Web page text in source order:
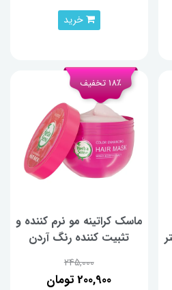
خرید
ماسک کراتینه مو نرم کننده و
تثبیت کننده‌ رنگ آردن
245,000
200,900 تومان
18٪ تخفیف